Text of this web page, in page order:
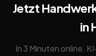
Jetzt
in
In 3 Minuten online.